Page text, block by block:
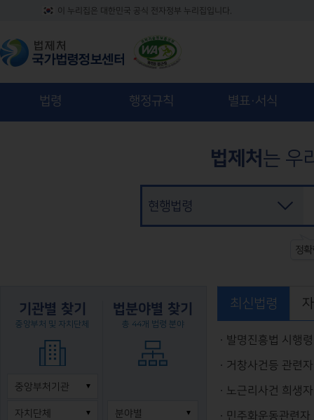
이 누리집은 대한민국 공식 전자정부 누리집입니다.
법령 행정규칙 별표·서식
법제처 는 우
현행법령
기관별 찾기
중앙부처 및 자치단체
중앙부처기관
자치단체
법분야별 찾기
총 44개 법령 분야
분야별
최신법령
발명진흥법 시행령